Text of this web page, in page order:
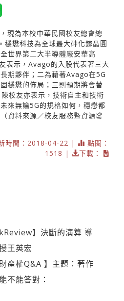
現為本校中華民國校友總會總
穩懋科技為全球最大砷化鎵晶圓
世界第二大半導體廠安華高
表示，Avago的入股代表著三大
期夥伴；二為藉著Avago在5G
穩懋的佈局；三則預期將會替
校友亦表示，技術自主和技術
來無論5G的規格如何，穩懋都
資料來源／校友服務暨資源發
時間：2018-04-22 |
點閱：
1518 |
下載：
】決斷的演算 導
王英宏
產權Q&A 】主題：著作
不能答對：